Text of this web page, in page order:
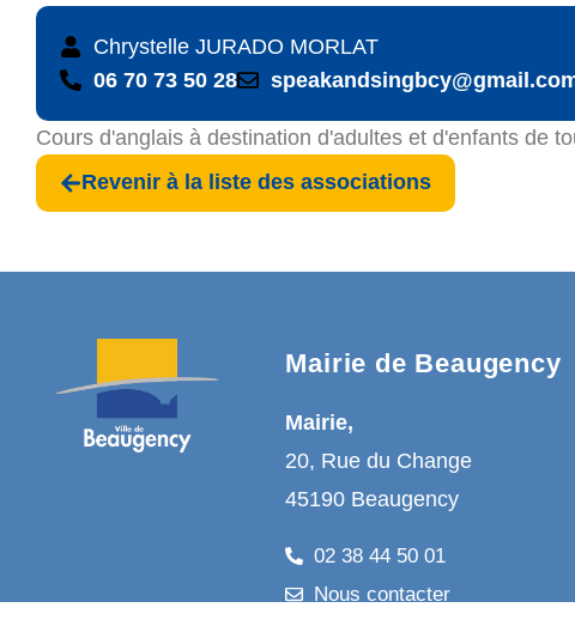
Chrystelle JURADO MORLAT
06 70 73 50 28
Cours d'anglais à destination d'adultes et d'enfants de
Revenir à la liste des associations
Mairie de Beaugency
Mairie,
20, Rue du Change
45190 Beaugency
02 38 44 50 01
Nous contacter